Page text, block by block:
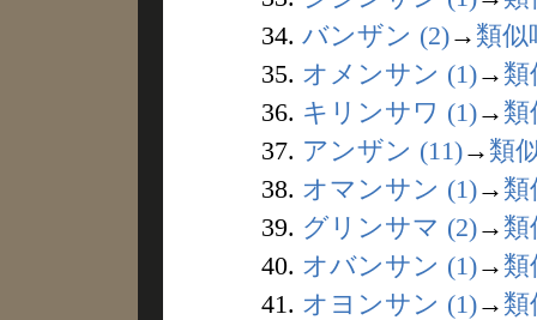
34. バンザン (2)→ 類似
35. オメンサン (1)→ 類
36. キリンサワ (1)→ 類
37. アンザン (11)→ 類
38. オマンサン (1)→ 類
39. グリンサマ (2)→ 類
40. オバンサン (1)→ 類
41. オヨンサン (1)→ 類